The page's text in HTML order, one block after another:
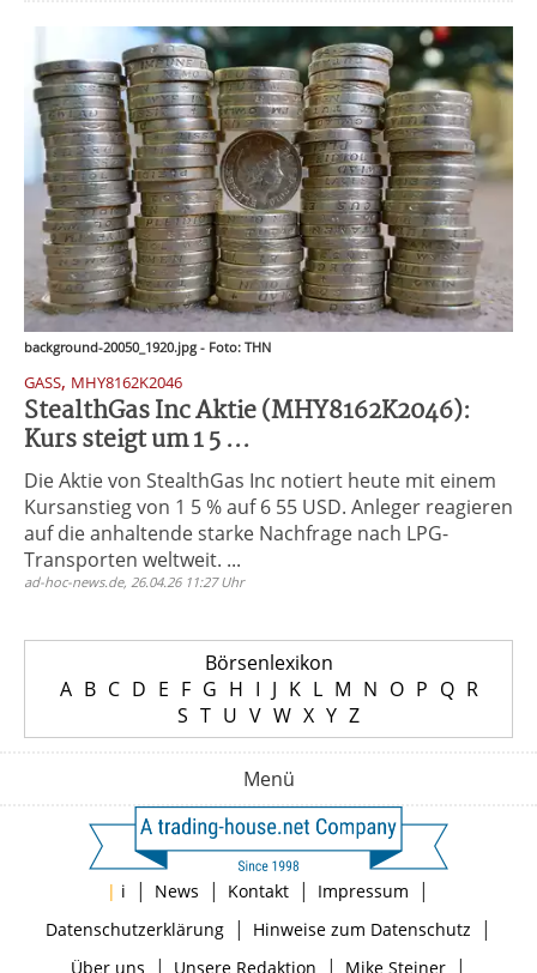
background-20050_1920.jpg - Foto: THN
GASS, MHY8162K2046
StealthGas Inc Aktie (MHY8162K2046):
Kurs steigt um 1 5 ...
Die Aktie von StealthGas Inc notiert heute mit einem
Kursanstieg von 1 5 % auf 6 55 USD. Anleger reagieren
auf die anhaltende starke Nachfrage nach LPG-
Transporten weltweit. ...
ad-hoc-news.de, 26.04.26 11:27 Uhr
Börsenlexikon
A B C D E F G H I J K L M N O P Q R
S T U V W X Y Z
Menü
| i | News | Kontakt | Impressum |
Datenschutzerklärung| Hinweise zum Datenschutz |
Über uns | Unsere Redaktion | Mike Steiner|